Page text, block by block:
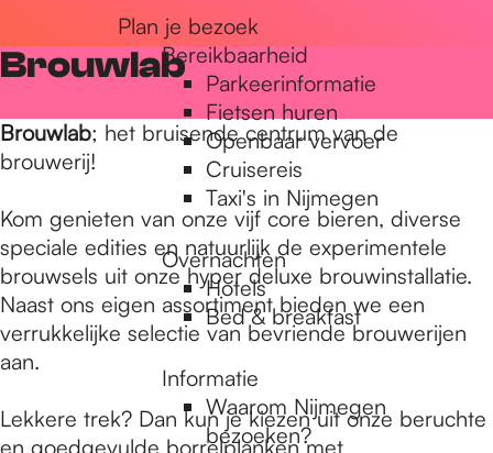
Plan je bezoek
Bereikbaarheid
Parkeerinformatie
Fietsen huren
Openbaar vervoer
Cruisereis
Taxi's in Nijmegen
Overnachten
Hotels
Bed & breakfast
Informatie
Waarom Nijmegen
bezoeken?
Brouwlab
Brouwlab; het bruisende centrum van de
brouwerij!
Kom genieten van onze vijf core bieren, diverse
speciale edities en natuurlijk de experimentele
brouwsels uit onze hyper deluxe brouwinstallatie.
Naast ons eigen assortiment bieden we een
verrukkelijke selectie van bevriende brouwerijen
aan.
Lekkere trek? Dan kun je kiezen uit onze beruchte
en goedgevulde borrelplanken met